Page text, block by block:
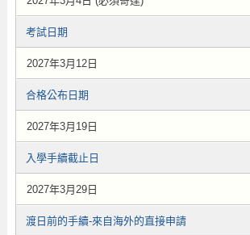
考試日期
2027年3月12日
合格公布日期
2027年3月19日
入學手續截止日
2027年3月29日
渡日前的手續-來自海外的直接申請